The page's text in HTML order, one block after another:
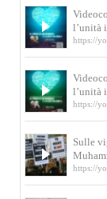
l’unità
https://
l’unità
https://
Sulle
https://